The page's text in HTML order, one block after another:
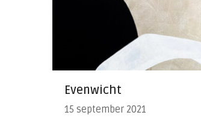
Evenwicht
15 september 2021